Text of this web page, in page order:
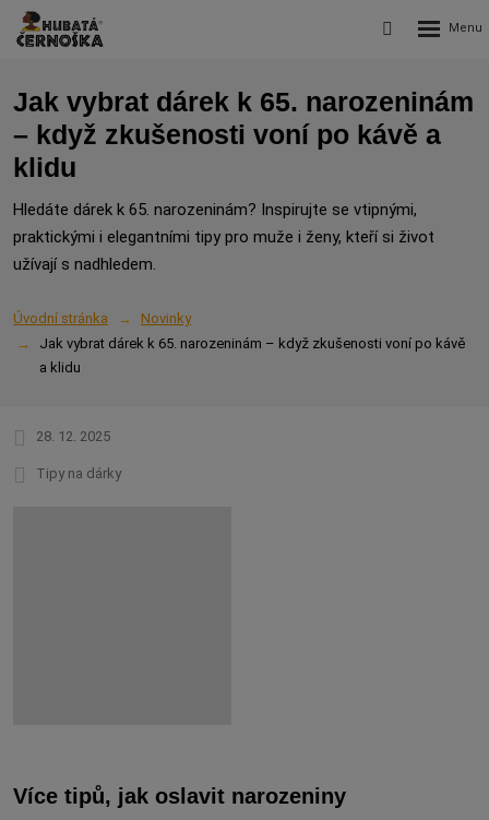
Vyhledávání
Rozbalení
Jak vybrat dárek k 65. narozeninám
– když zkušenosti voní po kávě a
klidu
Hledáte dárek k 65. narozeninám? Inspirujte se vtipnými,
praktickými i elegantními tipy pro muže i ženy, kteří si život
užívají s nadhledem.
Úvodní stránka
Novinky
Jak vybrat dárek k 65. narozeninám – když zkušenosti voní po kávě
a klidu
28. 12. 2025
Tipy na dárky
Více tipů, jak oslavit narozeniny